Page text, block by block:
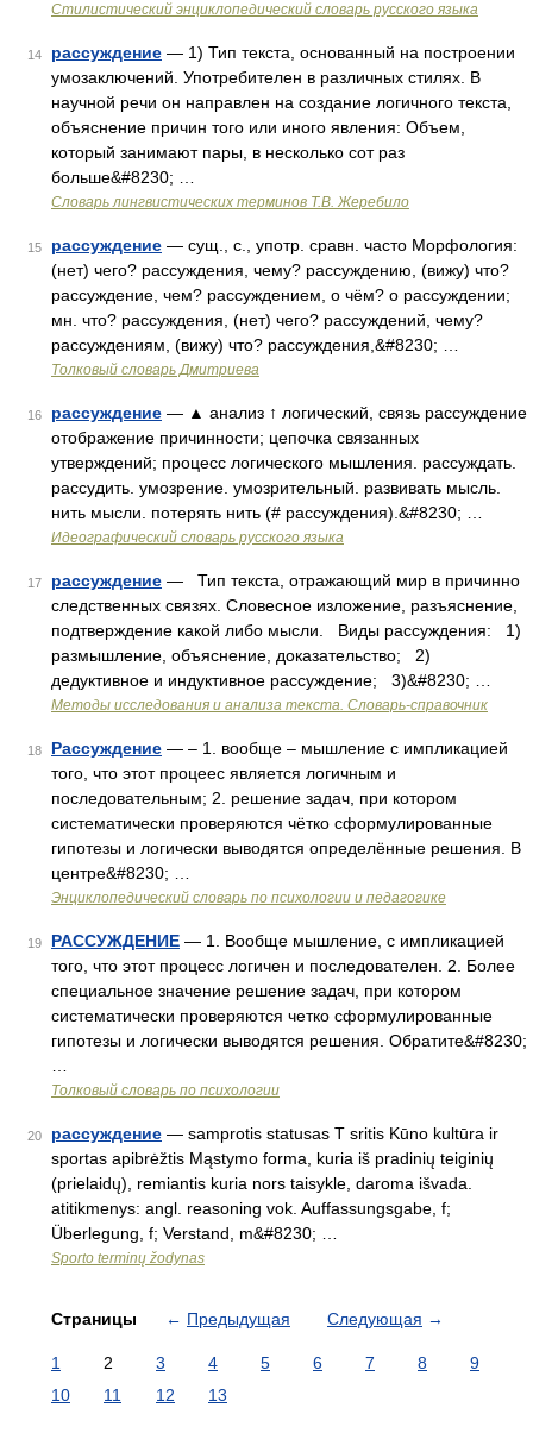
Стилистический энциклопедический словарь русского языка
14 рассуждение — 1) Тип текста, основанный на построении
умозаключений. Употребителен в различных стилях. В
научной речи он направлен на создание логичного текста,
объяснение причин того или иного явления: Объем,
который занимают пары, в несколько сот раз
больше&#8230; …
Словарь лингвистических терминов Т.В. Жеребило
15 рассуждение — сущ., с., употр. сравн. часто Морфология:
(нет) чего? рассуждения, чему? рассуждению, (вижу) что?
рассуждение, чем? рассуждением, о чём? о рассуждении;
мн. что? рассуждения, (нет) чего? рассуждений, чему?
рассуждениям, (вижу) что? рассуждения,&#8230; …
Толковый словарь Дмитриева
16 рассуждение — ▲ анализ ↑ логический, связь рассуждение
отображение причинности; цепочка связанных
утверждений; процесс логического мышления. рассуждать.
рассудить. умозрение. умозрительный. развивать мысль.
нить мысли. потерять нить (# рассуждения).&#8230; …
Идеографический словарь русского языка
17 рассуждение — Тип текста, отражающий мир в причинно
следственных связях. Словесное изложение, разъяснение,
подтверждение какой либо мысли. Виды рассуждения: 1)
размышление, объяснение, доказательство; 2)
дедуктивное и индуктивное рассуждение; 3)&#8230; …
Методы исследования и анализа текста. Словарь-справочник
18 Рассуждение — – 1. вообще – мышление с импликацией
того, что этот процеес является логичным и
последовательным; 2. решение задач, при котором
систематически проверяются чётко сформулированные
гипотезы и логически выводятся определённые решения. В
центре&#8230; …
Энциклопедический словарь по психологии и педагогике
19 РАССУЖДЕНИЕ — 1. Вообще мышление, с импликацией
того, что этот процесс логичен и последователен. 2. Более
специальное значение решение задач, при котором
систематически проверяются четко сформулированные
гипотезы и логически выводятся решения. Обратите&#8230;
Толковый словарь по психологии
20 рассуждение — samprotis statusas T sritis Kūno kultūra ir
sportas apibrėžtis Mąstymo forma, kuria iš pradinių teiginių
(prielaidų), remiantis kuria nors taisykle, daroma išvada.
atitikmenys: angl. reasoning vok. Auffassungsgabe, f;
Überlegung, f; Verstand, m&#8230; …
Sporto terminų žodynas
Страницы ← Предыдущая Следующая →
1 2 3 4 5 6 7 8
9
10
11 12 13